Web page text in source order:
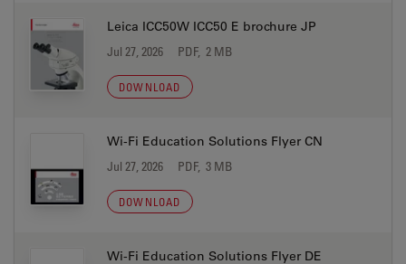
Leica ICC50W ICC50 E brochure JP
Jul 27, 2026 PDF, 2 MB
DOWNLOAD
Wi-Fi Education Solutions Flyer CN
Jul 27, 2026 PDF, 3 MB
DOWNLOAD
Wi-Fi Education Solutions Flyer DE